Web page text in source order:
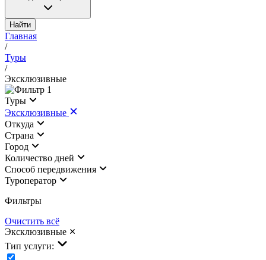
Найти
Главная
/
Туры
/
Эксклюзивные
1
Туры
Эксклюзивные
Откуда
Страна
Город
Количество дней
Cпособ передвижения
Туроператор
Фильтры
Очистить всё
Эксклюзивные
Тип услуги: